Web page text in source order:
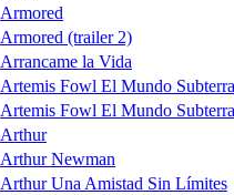
Armored
Armored (trailer 2)
Arrancame la Vida
Artemis Fowl El Mundo
Artemis Fowl El Mundo
Arthur
Arthur Newman
Arthur Una Amistad Sin Límites